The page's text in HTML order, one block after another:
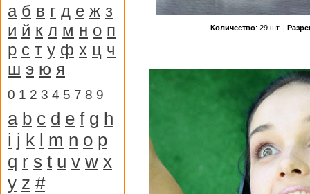
Количество: 29 шт. |
а б в г д е ж з
и й к л м н о п
р с т у ф х ц ч
ш э ю я
0 1 2 3 4 5 7 8 9
a b c d e f g h
i j k l m n o p
q r s t u v w x
y z #